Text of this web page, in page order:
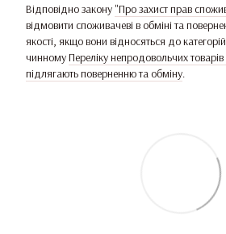
Відповідно закону "Про захист прав
відмовити споживачеві в обміні та
якості, якщо вони відносяться до
чинномуПереліку непродовольчих
підлягають поверненню та обміну.